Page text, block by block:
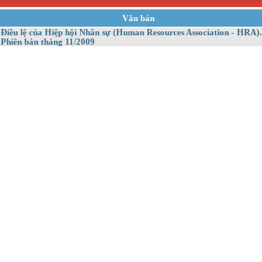
Văn bản
Điều lệ của Hiệp hội Nhân sự (Human Resources Association - HRA).
Phiên bản tháng 11/2009